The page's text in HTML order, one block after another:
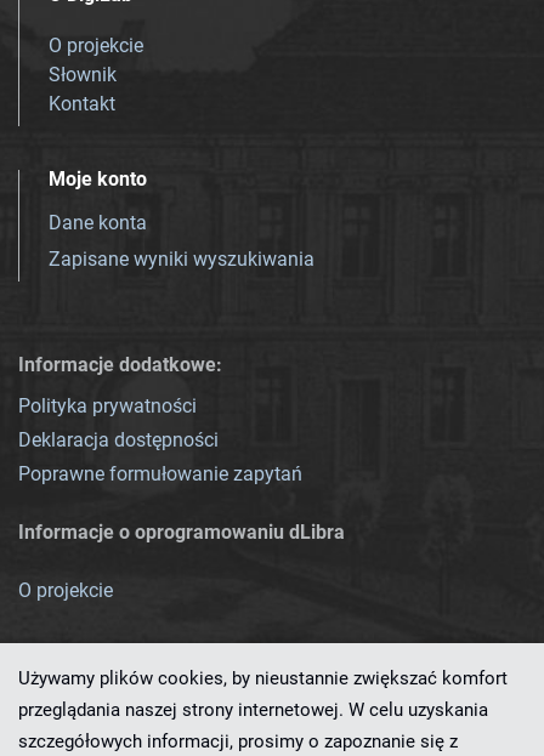
O projekcie
Słownik
Kontakt
Moje konto
Dane konta
Zapisane wyniki wyszukiwania
Informacje dodatkowe:
Polityka prywatności
Deklaracja dostępności
Poprawne formułowanie zapytań
Informacje o oprogramowaniu dLibra
O projekcie
Używamy plików cookies, by nieustannie zwiększać komfort
przeglądania naszej strony internetowej. W celu uzyskania
szczegółowych informacji, prosimy o zapoznanie się z